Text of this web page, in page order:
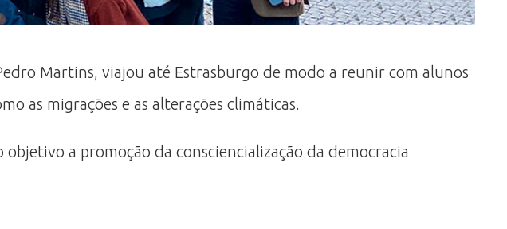
Martins, viajou até Estrasburgo de modo a reunir com alunos
as migrações e as alterações climáticas.
a promoção da consciencialização da democracia